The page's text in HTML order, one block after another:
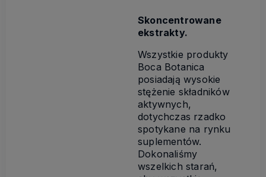
Skoncentrowane
ekstrakty.
Wszystkie produkty
Boca Botanica
posiadają wysokie
stężenie składników
aktywnych,
dotychczas rzadko
spotykane na rynku
suplementów.
Dokonaliśmy
wszelkich starań,